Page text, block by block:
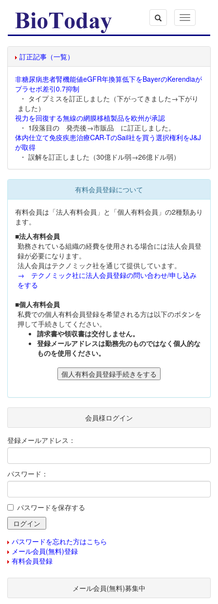
Toggle
navigation
訂正記事（一覧）
非糖尿病患者腎機能値eGFR年換算低下をBayerのKerendiaが
プラセボ差引0.7抑制
・ タイプミスを訂正しました（下がってきました→下がり
ました）
視力を回復する無線の網膜移植製品を欧州が承認
・ 1段落目の 発売後→市販品 に訂正しました。
体内仕立て免疫疾患治療CAR-TのSail社を買う選択権利をJ&J
が取得
・ 誤解を訂正しました（30億ドル弱→26億ドル弱）
有料会員登録について
有料会員は「法人有料会員」と「個人有料会員」の2種類あり
ます。
■法人有料会員
勤務されている組織の経費を使用される場合には法人会員登
録が必要になります。
法人会員はテクノミック社を通じて提供しています。
→ テクノミック社に法人会員登録の問い合わせ/申し込み
をする
■個人有料会員
私費での個人有料会員登録を希望される方は以下のボタンを
押して手続きしてください。
請求書や領収書は交付しません。
登録メールアドレスは勤務先のものではなく個人的な
ものを使用ください。
会員様ログイン
登録メールアドレス：
パスワード：
パスワードを保存する
パスワードを忘れた方はこちら
メール会員(無料)登録
有料会員登録
メール会員(無料)募集中